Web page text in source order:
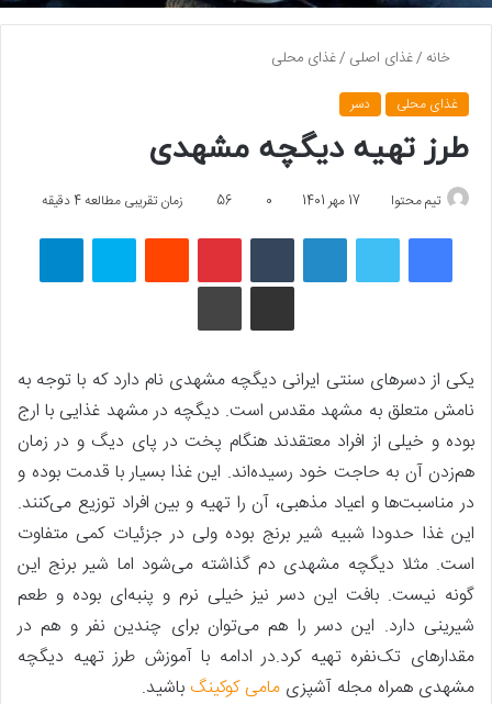
خانه /غذای اصلی /غذای محلی
غذای محلی دسر
طرز تهیه دیگچه مشهدی
تیم محتوا 17 مهر 1401 0
56 زمان تقریبی مطالعه 4 دقیقه
فیسبوک توییتر لینکداین تامبلر پینتریستReddit اسکایپ تلگرام
اشتراک گذاری با ایمیل
چاپ
یکی از دسرهای سنتی ایرانی دیگچه مشهدی نام دارد که با توجه به
نامش متعلق به مشهد مقدس است. دیگچه در مشهد غذایی با ارج
بوده و خیلی‌ از افراد معتقدند هنگام پخت در پای دیگ و در زمان
هم‌زدن آن به حاجت خود رسیده‌اند. این غذا بسیار با قدمت بوده و
در مناسبت‌ها و اعیاد مذهبی، آن را تهیه و بین افراد توزیع می‌کنند.
این غذا حدودا شبیه شیر برنج بوده ولی در جزئیات کمی متفاوت
است. مثلا دیگچه مشهدی دم گذاشته می‌شود اما شیر برنج این
گونه نیست. بافت این دسر نیز خیلی نرم و پنبه‌ای بوده و طعم
شیرینی دارد. این دسر را هم می‌توان برای چندین نفر و هم در
مقدارهای تک‌نفره تهیه کرد.در ادامه با آموزش طرز تهیه دیگچه
مشهدی همراه مجله آشپزی مامی کوکینگباشید.